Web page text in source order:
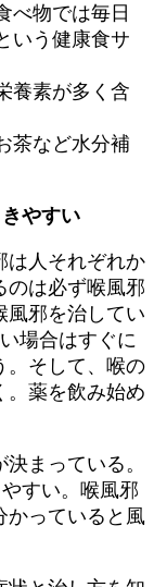
べ物では毎日
いう健康食サ
養素が多く含
茶など水分補
やすい
は人それぞれか
のは必ず喉風邪
風邪を治してい
場合はすぐに
。そして、喉の
。薬を飲み始め
まっている。
すい。喉風邪
かっていると風